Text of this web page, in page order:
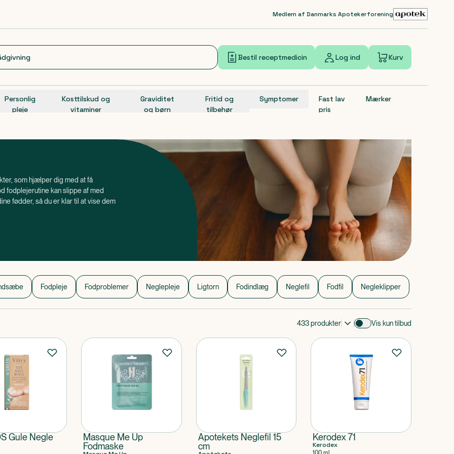
Medlem af Danmarks Apotekerforening
Bestil receptmedicin Log ind Kurv
Personlig
pleje
Kosttilskud og
vitaminer
Graviditet
og børn
Fritid og
tilbehør
Symptomer
Fast lav
pris
Mærker
som hjælper dig med at få
fodplejerutine kan slippe af med
fødder, så du er klar til at vise dem
Fodpleje Fodproblemer Neglepleje Ligtorn Fodindlæg Neglefil Fodfil Negleklipper
433produkter Vis kun tilbud
Gule Negle
Masque Me Up
Fodmaske
Apotekets Neglefil 15
cm
Kerodex 71
Kerodex